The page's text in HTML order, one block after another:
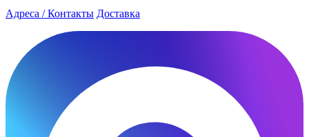
Адреса / Контакты Доставка